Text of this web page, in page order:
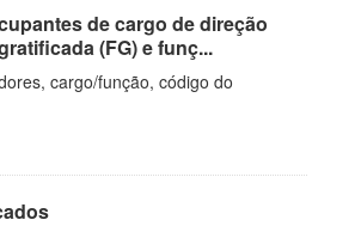
de cargo de direção
(FG) e funç...
cargo/função, código do